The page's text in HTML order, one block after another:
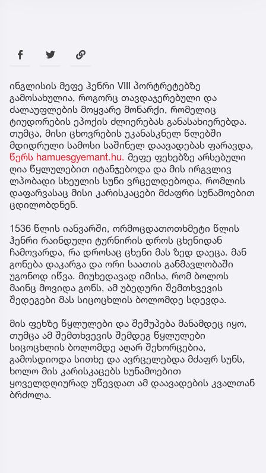
ინგლისის მეფე ჰენრი VIII პორტრეტებზე
გამოსახულია, როგორც თავდაჯერებული და
ძალაუფლების მოყვარე მონარქი, რომელიც
ტიუდორების ეპოქის ძლიერებას განასახიერებდა.
თუმცა, მისი ცხოვრების უკანასკნელ წლებში
მდიდრული სამოსი საშინელ დაავადებას ფარავდა,
წერს hamuesgyemant.hu. მეფე ფეხებზე არსებული
ღია წყლულებით იტანჯებოდა და მის ირგვლივ
ლპობადი სხეულის სუნი ვრცელდებოდა, რომლის
დაფარვასაც მისი კარისკაცები მძაფრი სუნამოებით
ცდილობდნენ.
1536 წლის იანვარში, ორმოცდათოთხმეტი წლის
ჰენრი რაინდული ტურნირის დროს ცხენიდან
ჩამოვარდა, რა დროსაც ცხენი მას ზედ დაეცა. მან
გონება დაკარგა და ორი საათის განმავლობაში
უგონოდ იწვა. მიუხედავად იმისა, რომ ბოლოს
მაინც მოვიდა გონს, ამ უბედური შემთხვევის
შედეგები მას სიცოცხლის ბოლომდე სდევდა.
მის ფეხზე წყლულები და შეშუპება მანამდეც იყო,
თუმცა ამ შემთხვევის შემდეგ წყლულები
სიცოცხლის ბოლომდე აღარ შეხორცებია,
გამოსდიოდა სითხე და ავრცელებდა მძაფრ სუნს,
ხოლო მის კარისკაცებს სუნამოებით
ყოველდღიურად უწევდათ ამ დაავადების კვალთან
ბრძოლა.